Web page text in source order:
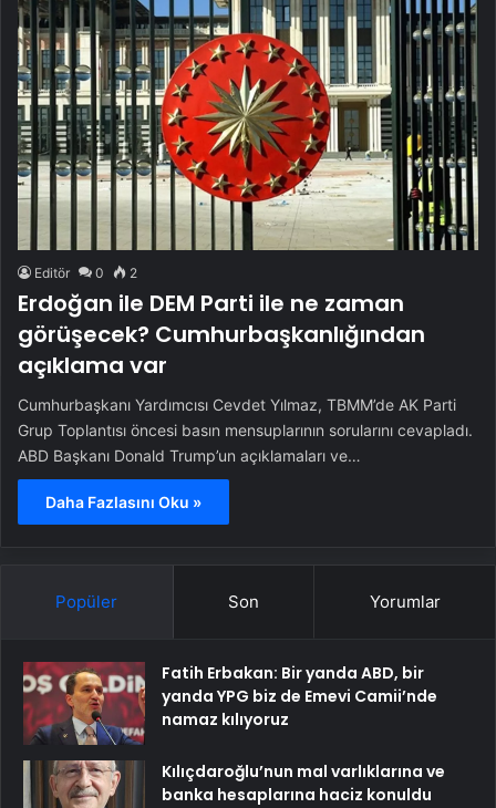
Editör 0 2
Erdoğan ile DEM Parti ile ne zaman
görüşecek? Cumhurbaşkanlığından
açıklama var
Cumhurbaşkanı Yardımcısı Cevdet Yılmaz, TBMM’de AK Parti
Grup Toplantısı öncesi basın mensuplarının sorularını cevapladı.
ABD Başkanı Donald Trump’un açıklamaları ve…
Daha Fazlasını Oku »
Popüler Son Yorumlar
Fatih Erbakan: Bir yanda ABD, bir
yanda YPG biz de Emevi Camii’nde
namaz kılıyoruz
Kılıçdaroğlu’nun mal varlıklarına ve
banka hesaplarına haciz konuldu